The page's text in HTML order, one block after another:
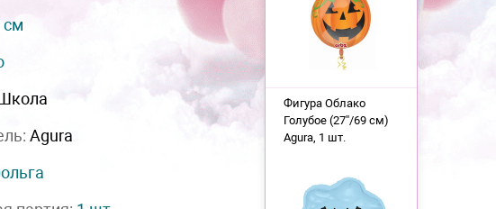
см
Agura
Фигура Облако
Голубое (27''/69 см)
Agura, 1 шт.